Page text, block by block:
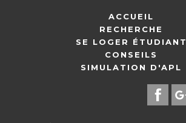
ACCUEIL
RECHERCHE
SE LOGER ÉTUDIANT
CONSEILS
SIMULATION D'APL